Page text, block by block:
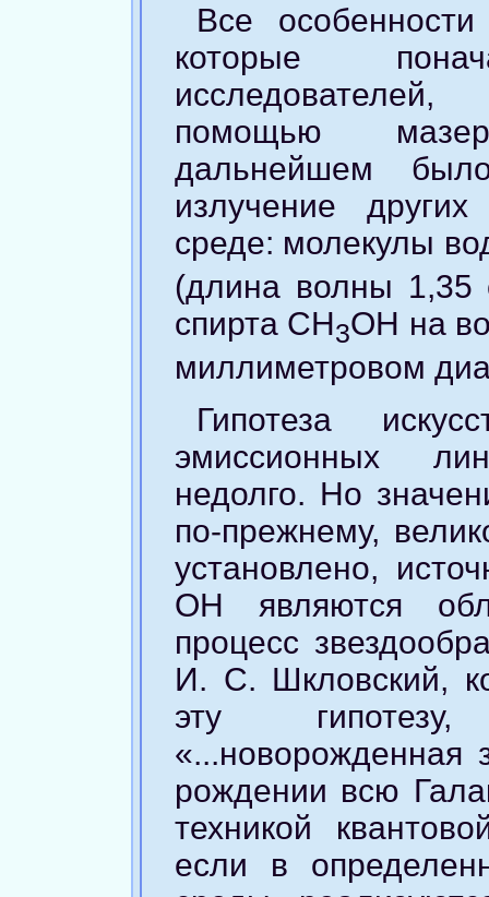
Все
которые
помощью
дальнейшем
излучение
среде: молекулы
(длина волны 1,35
спирта СН3ОН на
миллиметровом
Гипотеза
эмиссионных
недолго. Но
по-прежнему,
установлено,
ОН являются
процесс
И. С. Шкловский,
эту
«...новорожденная
рождении всю
техникой
если в